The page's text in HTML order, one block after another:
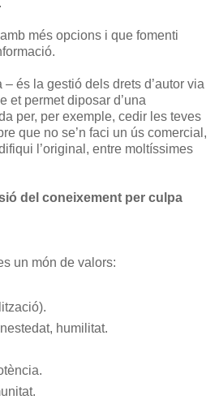
.
més opcions i que fomenti
és la gestió dels drets d’autor via
et permet diposar d’una
per, per exemple, cedir les teves
que no se’n faci un ús comercial,
l’original, entre moltíssimes
del coneixement per culpa
un món de valors:
humilitat.